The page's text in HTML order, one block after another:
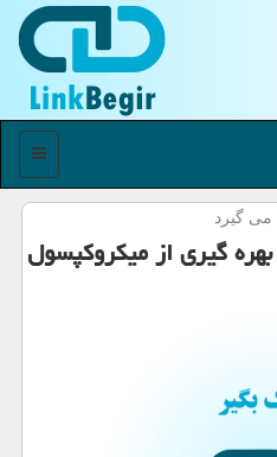
منو
می گیرد
گیری از میكروكپسول